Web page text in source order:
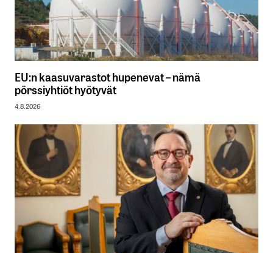
EU:n kaasuvarastot hupenevat – nämä
pörssiyhtiöt hyötyvät
4.8.2026